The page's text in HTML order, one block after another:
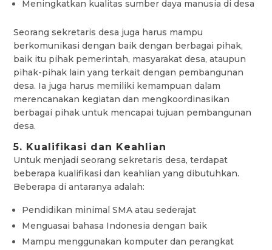
Meningkatkan kualitas sumber daya manusia di desa
Seorang sekretaris desa juga harus mampu
berkomunikasi dengan baik dengan berbagai pihak,
baik itu pihak pemerintah, masyarakat desa, ataupun
pihak-pihak lain yang terkait dengan pembangunan
desa. Ia juga harus memiliki kemampuan dalam
merencanakan kegiatan dan mengkoordinasikan
berbagai pihak untuk mencapai tujuan pembangunan
desa.
5. Kualifikasi dan Keahlian
Untuk menjadi seorang sekretaris desa, terdapat
beberapa kualifikasi dan keahlian yang dibutuhkan.
Beberapa di antaranya adalah:
Pendidikan minimal SMA atau sederajat
Menguasai bahasa Indonesia dengan baik
Mampu menggunakan komputer dan perangkat